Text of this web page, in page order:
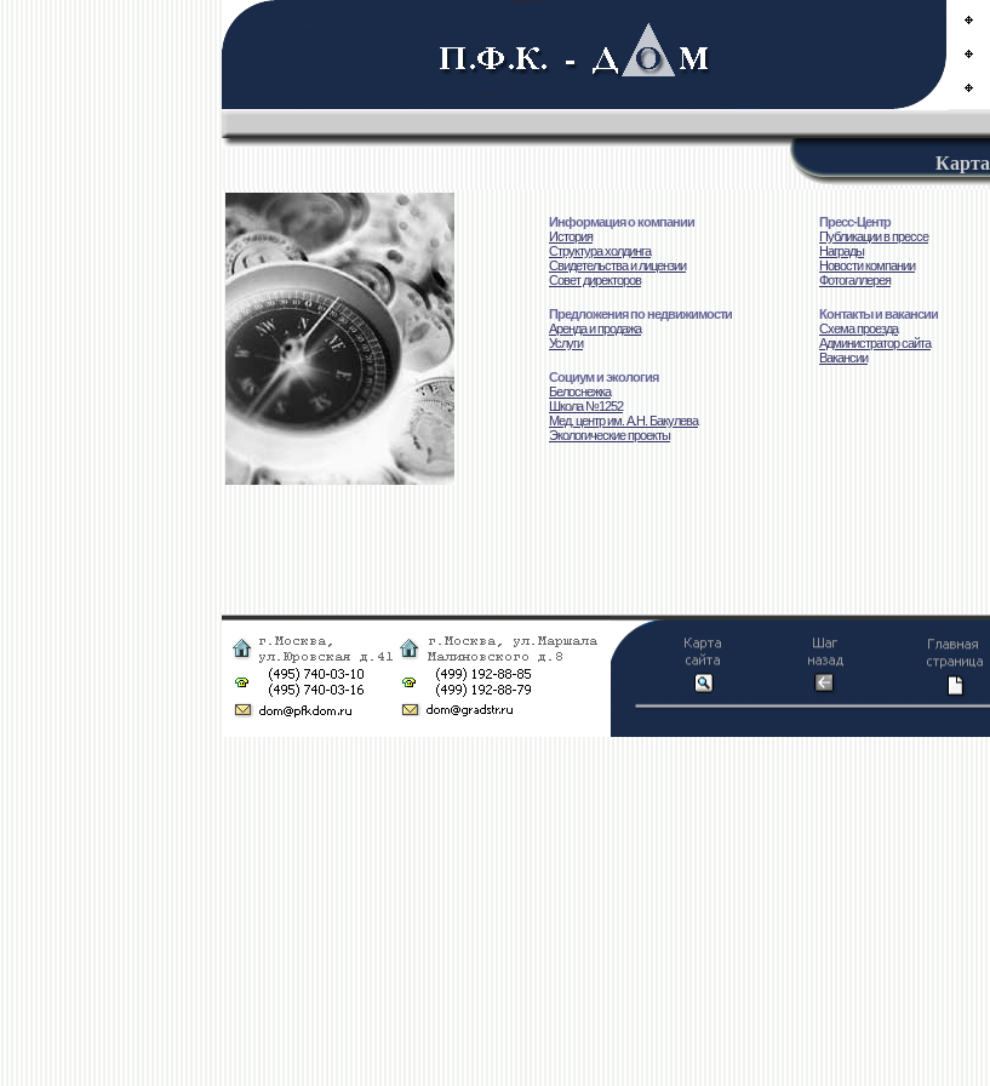
Информация о компании
История
Структура холдинга
Свидетельства и лицензии
Совет директоров
Предложения по недвижимости
Аренда и продажа
Услуги
Социум и экология
Белоснежка
Школа №1252
Мед. центр им. А.Н. Бакулева
Экологические проекты
Пресс-Центр
Публикации в прессе
Награды
Новости компании
Фотогаллерея
Контакты и вакансии
Схема проезда
Администратор сайта
Вакансии